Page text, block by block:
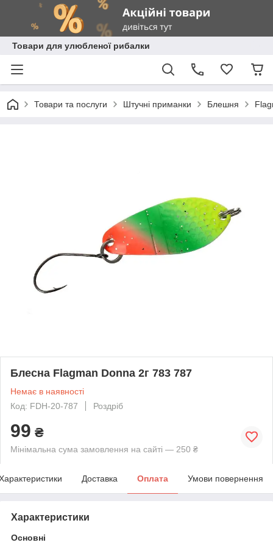
Товари для улюбленої рибалки
Товари та послуги Штучні приманки Блешня
Блесна Flagman Donna 2г 783 787
Немає в наявності
Код: FDH-20-787
Роздріб
99 ₴
Мінімальна сума замовлення на сайті — 250 ₴
Доставка Оплата Умови повернення
Характеристики
Основні